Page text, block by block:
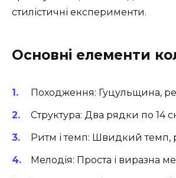
стилістичні експерименти.
Основні елементи
Походження: Гуцульщина,
Структура: Два рядки по 14
Ритм і темп: Швидкий темп,
Мелодія: Проста і виразна